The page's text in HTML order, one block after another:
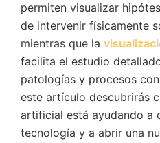
permiten visualizar
de intervenir físicamente
mientras que la
facilita el estudio
patologías y procesos
este artículo descubrirás
artificial está ayudando a
tecnología y a abrir una